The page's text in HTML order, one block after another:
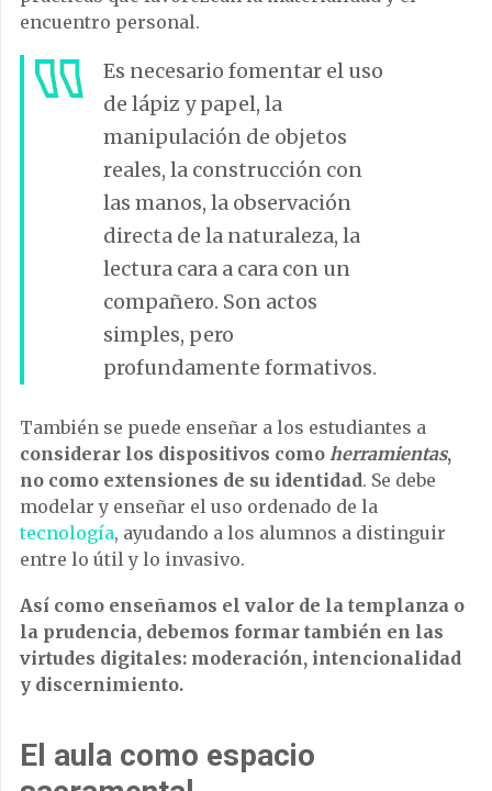
encuentro personal.
Es necesario fomentar el uso
de lápiz y papel, la
manipulación de objetos
reales, la construcción con
las manos, la observación
directa de la naturaleza, la
lectura cara a cara con un
compañero. Son actos
simples, pero
profundamente formativos.
También se puede enseñar a los estudiantes a
considerar los dispositivos como herramientas,
no como extensiones de su identidad. Se debe
modelar y enseñar el uso ordenado de la
tecnología, ayudando a los alumnos a distinguir
entre lo útil y lo invasivo.
Así como enseñamos el valor de la templanza o
la prudencia, debemos formar también en las
virtudes digitales: moderación, intencionalidad
y discernimiento.
El aula como espacio